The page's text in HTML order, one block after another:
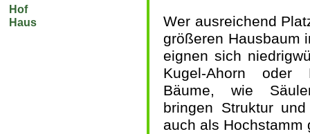
Hof
Haus
Wer ausreichend
größeren Hausbaum
eignen sich
Kugel-Ahorn oder
Bäume, wie
bringen Struktur
auch als Hochstamm